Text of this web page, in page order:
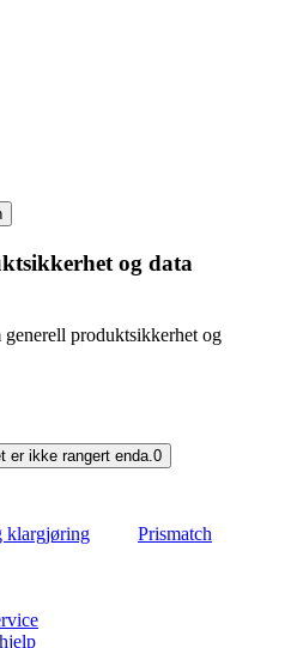
og data
produktsikkerhet og
er ikke rangert enda.0
klargjøring
Prismatch